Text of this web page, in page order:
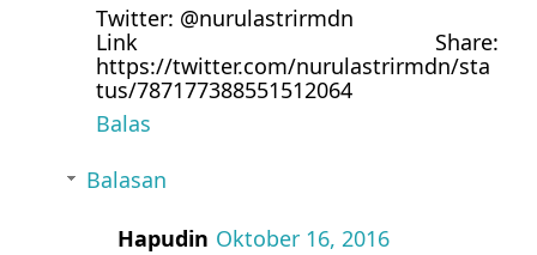
Twitter: @nurulastrirmdn
Link Share:
https://twitter.com/nurulastrirmdn/sta
tus/787177388551512064
Balas
Balasan
Hapudin Oktober 16, 2016